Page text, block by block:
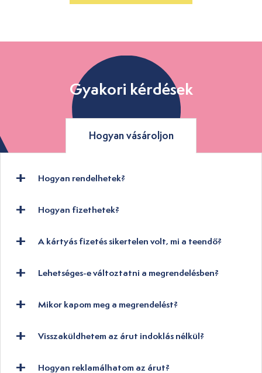
Gyakori kérdések
Hogyan vásároljon
Hogyan rendelhetek?
Hogyan fizethetek?
A kártyás fizetés sikertelen volt, mi a teendő?
Lehetséges-e változtatni a megrendelésben?
Mikor kapom meg a megrendelést?
Visszaküldhetem az árut indoklás nélkül?
Hogyan reklamálhatom az árut?